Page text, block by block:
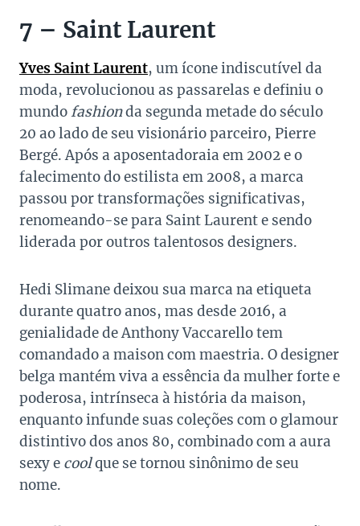
7 – Saint Laurent
Yves Saint Laurent, um ícone indiscutível da
moda, revolucionou as passarelas e definiu o
mundofashionda segunda metade do século
20 ao lado de seu visionário parceiro, Pierre
Bergé. Após a aposentadoraia em 2002 e o
falecimento do estilista em 2008, a marca
passou por transformações significativas,
renomeando-se para Saint Laurent e sendo
liderada por outros talentosos designers.
Hedi Slimane deixou sua marca na etiqueta
durante quatro anos, mas desde 2016, a
genialidade de Anthony Vaccarello tem
comandado a maison com maestria. O designer
belga mantém viva a essência da mulher forte e
poderosa, intrínseca à história da maison,
enquanto infunde suas coleções com o glamour
distintivo dos anos 80, combinado com a aura
sexy e coolque se tornou sinônimo de seu
nome.